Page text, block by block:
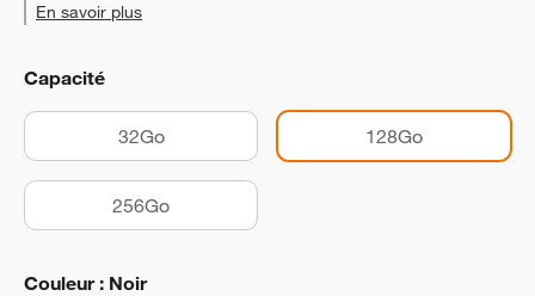
En savoir plus
Capacité
32Go 128Go
256Go
Couleur : Noir